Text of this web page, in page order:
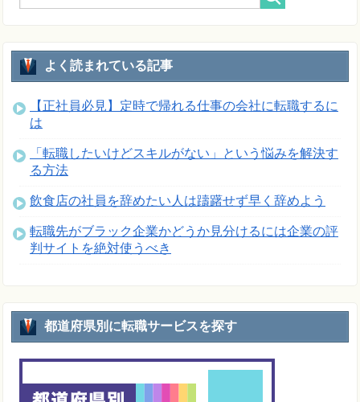
よく読まれている記事
【正社員必見】定時で帰れる仕事の会社に転職するに
は
「転職したいけどスキルがない」という悩みを解決す
る方法
飲食店の社員を辞めたい人は躊躇せず早く辞めよう
転職先がブラック企業かどうか見分けるには企業の評
判サイトを絶対使うべき
都道府県別に転職サービスを探す